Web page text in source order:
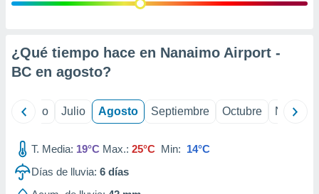
e
mediante
publicidad
de
¿Qué tiempo hace en Nanaimo Airport -
BC en agosto?
Junio Julio Agosto Septiembre Octubre
T. Media: 19°C Max.: 25°C Min: 14°C
Días de lluvia: 6 días